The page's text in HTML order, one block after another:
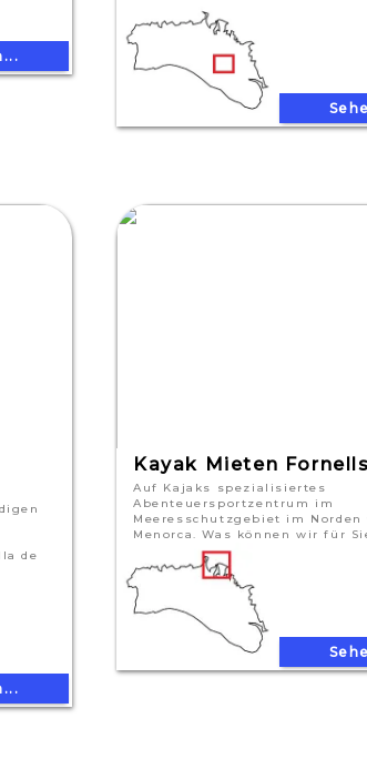
de
Kayak Mieten Fornells
Auf Kajaks spezialisiertes
Abenteuersportzentrum im
Meeresschutzgebiet im Norden
Menorca. Was können wir für